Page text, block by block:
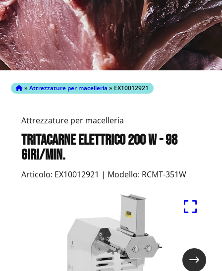
»Attrezzature per macelleria » EX10012921
Attrezzature per macelleria
Tritacarne elettrico 200 W - 98
giri/min.
Articolo: EX10012921 | Modello: RCMT-351W